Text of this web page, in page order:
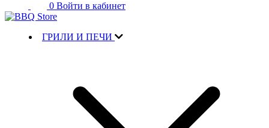
0 Войти в кабинет
ГРИЛИ И ПЕЧИ